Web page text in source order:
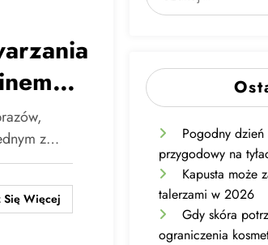
z…
Się Więcej
Pogodny
przygodowy na
Kapusta może
talerzami w 2026
Gdy skóra
ograniczenia